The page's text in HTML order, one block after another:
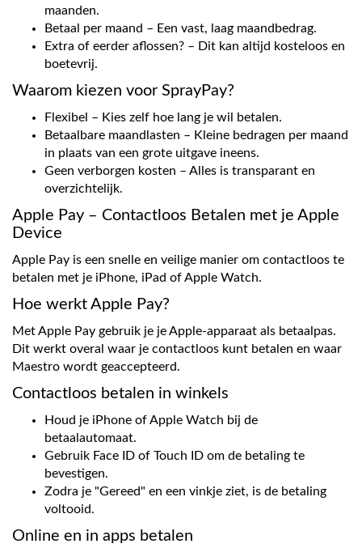
maanden.
Betaal per maand – Een vast, laag maandbedrag.
Extra of eerder aflossen? – Dit kan altijd kosteloos en
boetevrij.
Waarom kiezen voor SprayPay?
Flexibel – Kies zelf hoe lang je wil betalen.
Betaalbare maandlasten – Kleine bedragen per maand
in plaats van een grote uitgave ineens.
Geen verborgen kosten – Alles is transparant en
overzichtelijk.
Apple Pay – Contactloos Betalen met je Apple
Device
Apple Pay is een snelle en veilige manier om contactloos te
betalen met je iPhone, iPad of Apple Watch.
Hoe werkt Apple Pay?
Met Apple Pay gebruik je je Apple-apparaat als betaalpas.
Dit werkt overal waar je contactloos kunt betalen en waar
Maestro wordt geaccepteerd.
Contactloos betalen in winkels
Houd je iPhone of Apple Watch bij de
betaalautomaat.
Gebruik Face ID of Touch ID om de betaling te
bevestigen.
Zodra je "Gereed" en een vinkje ziet, is de betaling
voltooid.
Online en in apps betalen